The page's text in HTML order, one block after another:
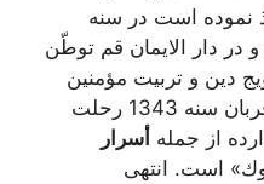
نموده است در سنه
و در دار الايمان قم توطّن
دين و تربيت مؤمنين
همّت گماشت تا در روز عيد قربان سنه 1343 رحلت
از جمله أسرار
است. انتهى